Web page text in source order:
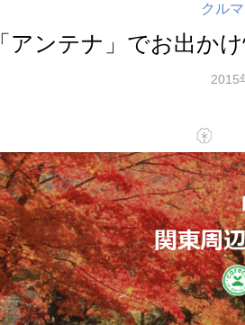
クル
「アンテナ」でお出か
2015